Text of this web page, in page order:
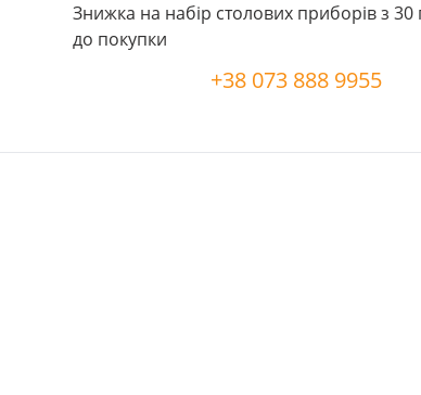
Знижка на набір столових приборів з
до покупки
+38 073 888 9955